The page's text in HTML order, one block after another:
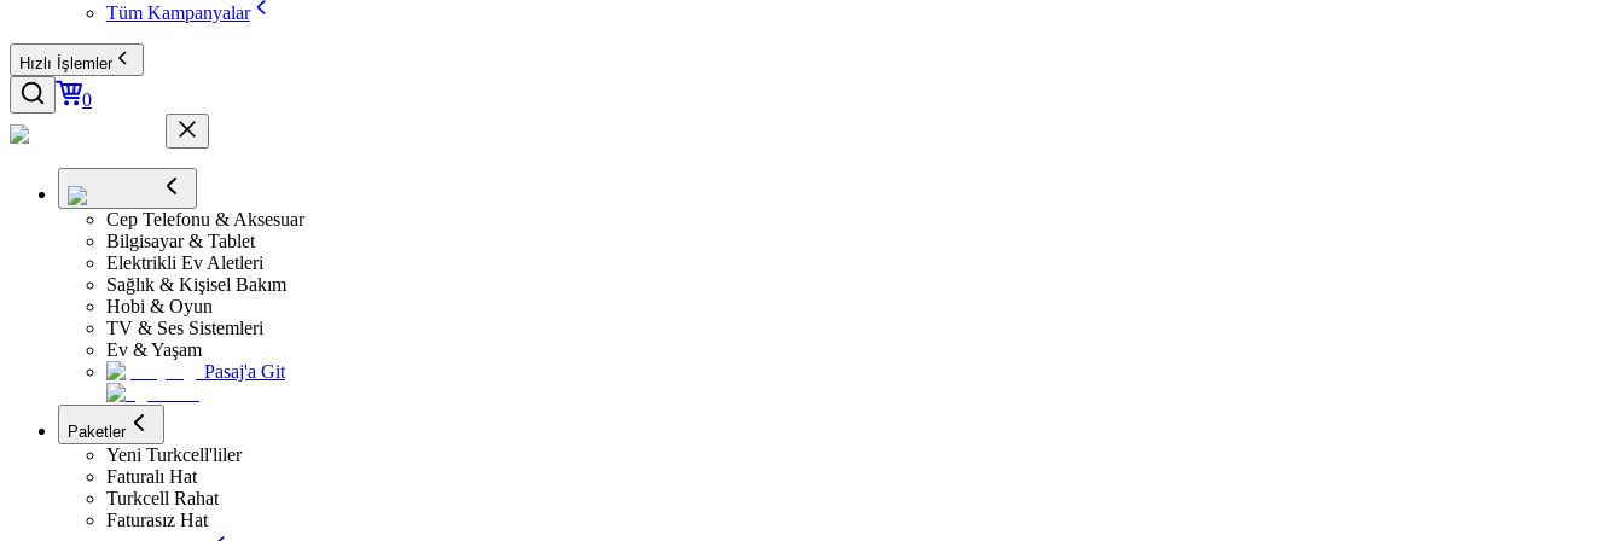
Tüm Kampanyalar
Hızlı İşlemler
0
Cep Telefonu & Aksesuar
Bilgisayar & Tablet
Elektrikli Ev Aletleri
Sağlık & Kişisel Bakım
Hobi & Oyun
TV & Ses Sistemleri
Ev & Yaşam
Pasaj'a Git
Paketler
Yeni Turkcell'liler
Faturalı Hat
Turkcell Rahat
Faturasız Hat